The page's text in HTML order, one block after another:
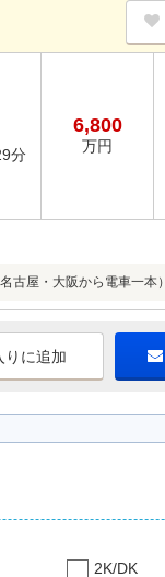
分
6,800
万円
古屋・大阪から電車一本）
りに追加
2K/DK